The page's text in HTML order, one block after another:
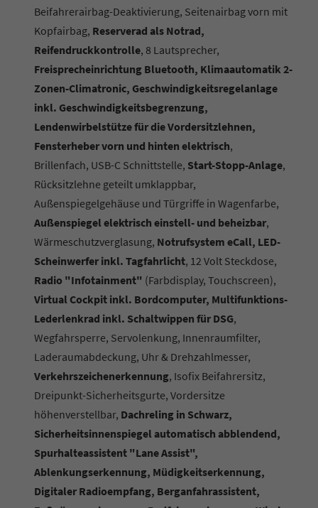
Beifahrerairbag-Deaktivierung, Seitenairbag vorn mit
Kopfairbag, Reserverad als Notrad,
Reifendruckkontrolle, 8 Lautsprecher,
Freisprecheinrichtung Bluetooth, Klimaautomatik 2-
Zonen-Climatronic, Geschwindigkeitsregelanlage
inkl. Geschwindigkeitsbegrenzung,
Lendenwirbelstütze für die Vordersitzlehnen,
Fensterheber vorn und hinten elektrisch,
Brillenfach, USB-C Schnittstelle, Start-Stopp-Anlage,
Rücksitzlehne geteilt umklappbar,
Außenspiegelgehäuse und Türgriffe in Wagenfarbe,
Außenspiegel elektrisch einstell- und beheizbar,
Wärmeschutzverglasung, Notrufsystem eCall, LED-
Scheinwerfer inkl. Tagfahrlicht, 12 Volt Steckdose,
Radio "Infotainment" (Farbdisplay, Touchscreen),
Virtual Cockpit inkl. Bordcomputer, Multifunktions-
Lederlenkrad inkl. Schaltwippen für DSG,
Wegfahrsperre, Servolenkung, Innenraumfilter,
Laderaumabdeckung, Uhr & Drehzahlmesser,
Verkehrszeichenerkennung, Isofix Beifahrersitz,
Dreipunkt-Sicherheitsgurte, Vordersitze
höhenverstellbar, Dachreling in Schwarz,
Sicherheitsinnenspiegel automatisch abblendend,
Spurhalteassistent "Lane Assist",
Ablenkungserkennung, Müdigkeitserkennung,
Digitaler Radioempfang, Berganfahrassistent,